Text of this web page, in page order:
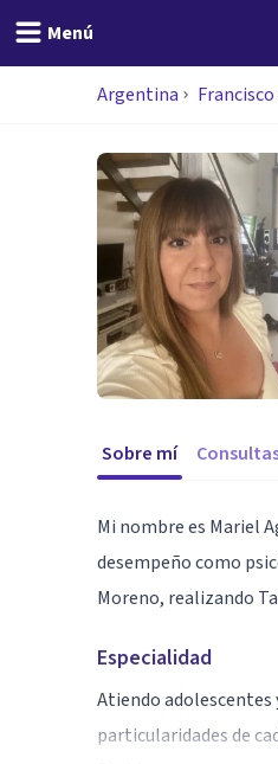
Menú
Argentina
Sobre mí
Mi nombre es Mariel
desempeño como
Moreno, realizando
Especialidad
Atiendo adolescentes
particularidades de